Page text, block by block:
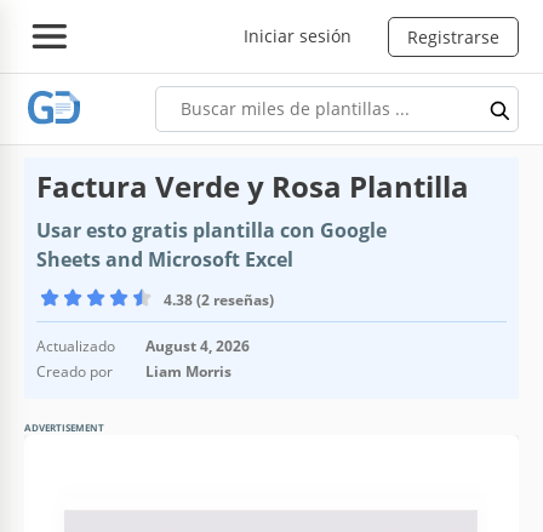
Iniciar sesión Registrarse
Factura Verde y Rosa Plantilla
Usar esto gratis plantilla con Google
Sheets and Microsoft Excel
4.38 (2 reseñas)
Actualizado
August 4, 2026
Creado por
Liam Morris
ADVERTISEMENT